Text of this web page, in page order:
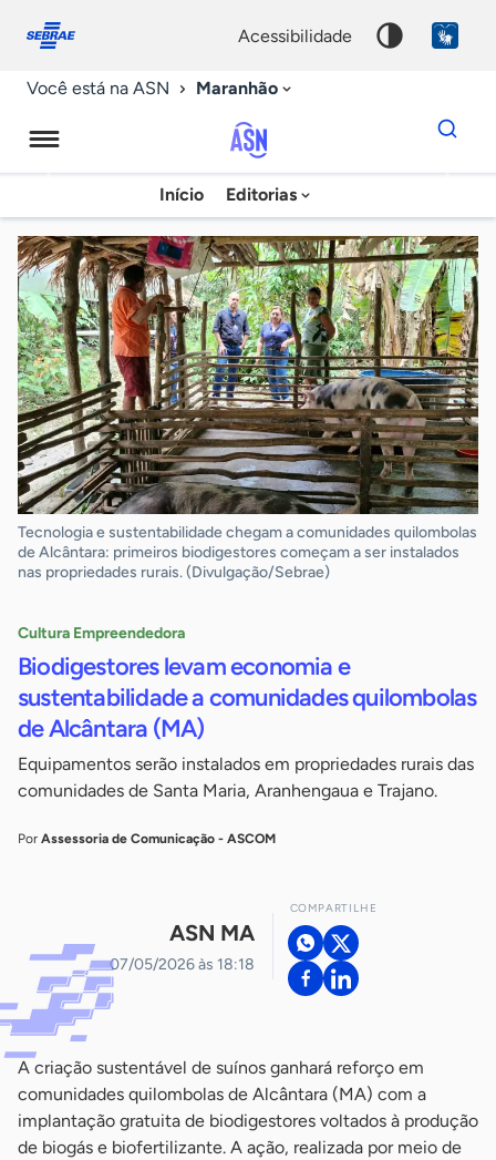
conosco
acessibilidade
Você está na ASN Maranhão
Agência
Sebrae
de
Notícias
Início Editorias
Dados
para
chave
Tecnologia e sustentabilidade chegam a comunidades quilombolas
de Alcântara: primeiros biodigestores começam a ser instalados
nas propriedades rurais. (Divulgação/Sebrae)
Cultura Empreendedora
Biodigestores levam economia e
sustentabilidade a comunidades quilombolas
de Alcântara (MA)
Equipamentos serão instalados em propriedades rurais das
comunidades de Santa Maria, Aranhengaua e Trajano.
Por Assessoria de Comunicação - ASCOM
ASN MA
07/05/2026 às 18:18
COMPARTILHE
A criação sustentável de suínos ganhará reforço em
comunidades quilombolas de Alcântara (MA) com a
implantação gratuita de biodigestores voltados à produção
de biogás e biofertilizante. A ação, realizada por meio de